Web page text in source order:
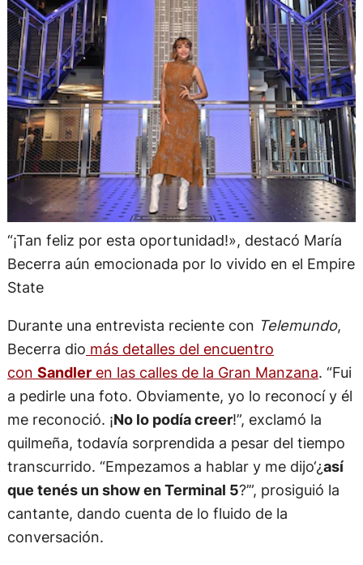
“¡Tan feliz por esta oportunidad!», destacó María
Becerra aún emocionada por lo vivido en el Empire
State
Durante una entrevista reciente con Telemundo,
Becerra dio más detalles del encuentro
con Sandleren las calles de la Gran Manzana. “Fui
a pedirle una foto. Obviamente, yo lo reconocí y él
me reconoció. ¡No lo podía creer!”, exclamó la
quilmeña, todavía sorprendida a pesar del tiempo
transcurrido. “Empezamos a hablar y me dijo‘¿así
que tenés un show en Terminal 5?’”, prosiguió la
cantante, dando cuenta de lo fluido de la
conversación.